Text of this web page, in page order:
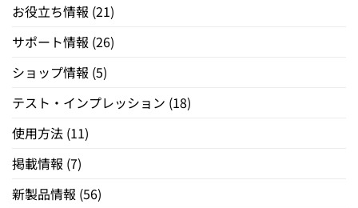
お役立ち情報 (21)
サポート情報 (26)
ショップ情報 (5)
テスト・インプレッション (18)
使用方法 (11)
掲載情報 (7)
新製品情報 (56)